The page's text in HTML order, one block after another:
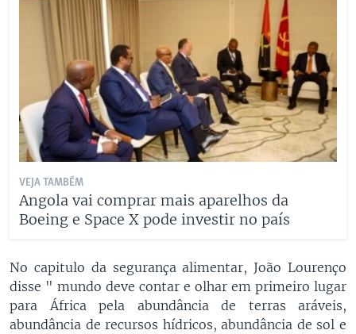
VEJA TAMBÉM
Angola vai comprar mais aparelhos da
Boeing e Space X pode investir no país
No capitulo da segurança alimentar, João Lourenço
disse " mundo deve contar e olhar em primeiro lugar
para África pela abundância de terras aráveis,
abundância de recursos hídricos, abundância de sol e